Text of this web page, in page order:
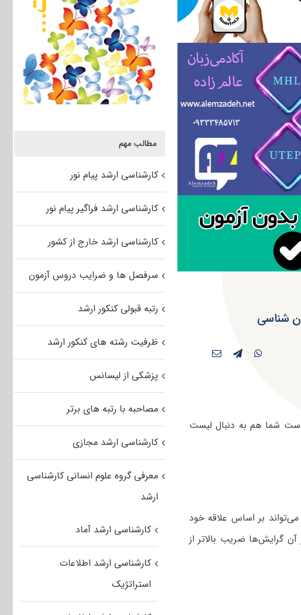
شناسی
است شما هم به دنبال لیست
بر اساس علاقه خود
گرایش‌ها ضریب بالاتر از
مطالب مهم
کارشناسی ارشد پیام نور
کارشناسی ارشد فراگیر پیام نور
کارشناسی ارشد خارج از کشور
سرفصل ها و ضرایب دروس آزمون
رتبه قبولی کنکور ارشد
ظرفیت رشته های کنکور ارشد
پزشکی از لیسانس
مصاحبه با رتبه های برتر
کارشناسی ارشد مجازی
معرفی گروه علوم انسانی کارشناسی
ارشد
کارشناسی ارشد آماد
کارشناسی ارشد اطلاعات
استراتژیک